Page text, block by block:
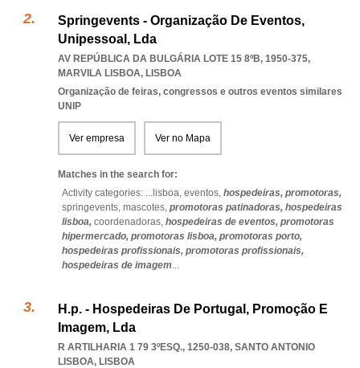
Springevents - Organização De Eventos,
Unipessoal, Lda
AV REPÚBLICA DA BULGÁRIA LOTE 15 8ºB, 1950-375,
MARVILA LISBOA, LISBOA
Organização de feiras, congressos e outros eventos similares
UNIP
Ver empresa Ver no Mapa
Matches in the search for:
Activity categories: ... lisboa, eventos, hospedeiras, promotoras,
springevents, mascotes, promotoras patinadoras, hospedeiras
lisboa, coordenadoras, hospedeiras de eventos, promotoras
hipermercado, promotoras lisboa, promotoras porto,
hospedeiras profissionais, promotoras profissionais,
hospedeiras de imagem...
H.p. - Hospedeiras De Portugal, Promoção E
Imagem, Lda
R ARTILHARIA 1 79 3ºESQ., 1250-038, SANTO ANTONIO
LISBOA, LISBOA